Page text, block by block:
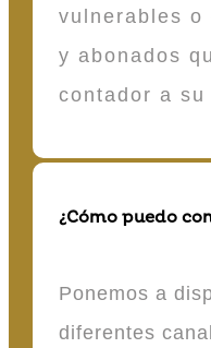
vulnerables o
y abonados
contador a su
¿Cómo puedo
Ponemos a
diferentes